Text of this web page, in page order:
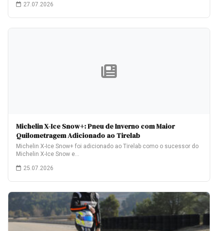
27.07.2026
Michelin X-Ice Snow+: Pneu de Inverno com Maior
Quilometragem Adicionado ao Tirelab
Michelin X-Ice Snow+ foi adicionado ao Tirelab como o sucessor do
Michelin X-Ice Snow e…
25.07.2026